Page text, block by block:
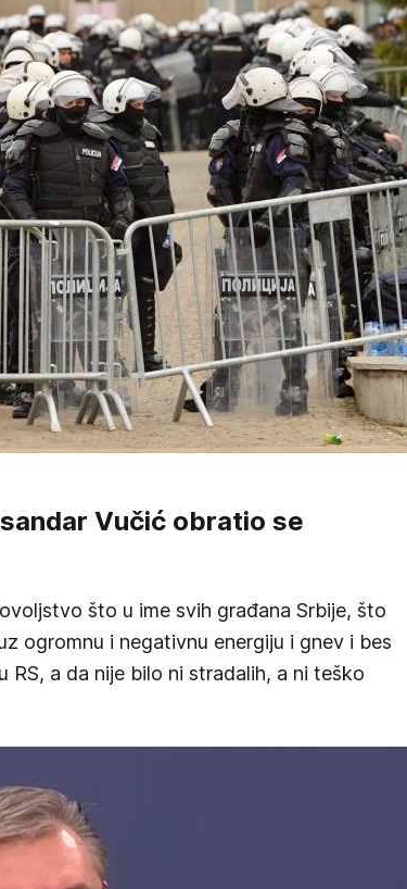
Vučić obratio se
što u ime svih građana Srbije, što
ogromnu i negativnu energiju i gnev i bes
RS, a da nije bilo ni stradalih, a ni teško